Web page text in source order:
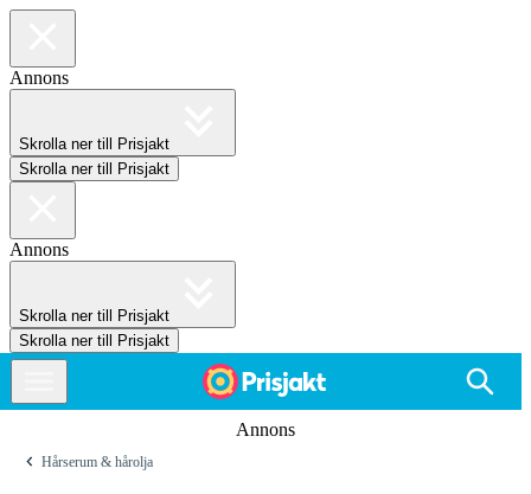
Annons
Skrolla ner till Prisjakt
Skrolla ner till Prisjakt
Annons
Skrolla ner till Prisjakt
Skrolla ner till Prisjakt
Annons
Hårserum & hårolja